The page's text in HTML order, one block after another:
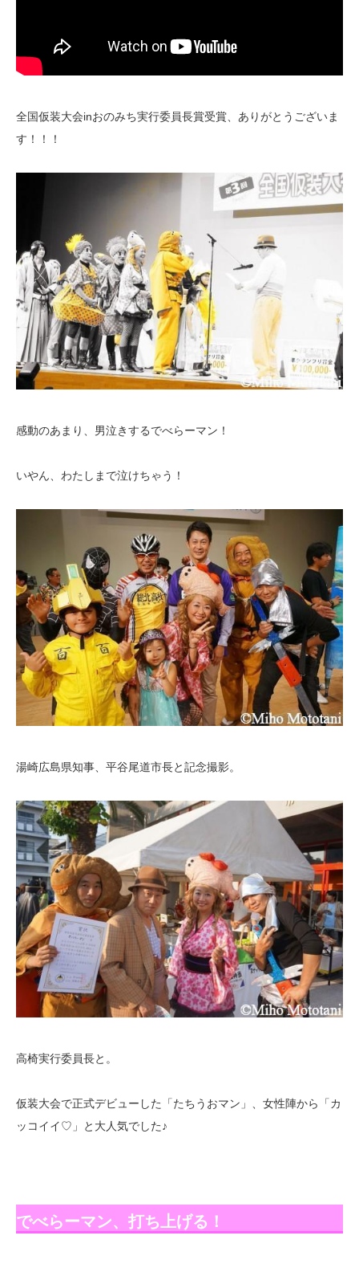
全国仮装大会inおのみち実行委員長賞受賞、ありがとうございま
す！！！
感動のあまり、男泣きするでべらーマン！
いやん、わたしまで泣けちゃう！
湯崎広島県知事、平谷尾道市長と記念撮影。
高椅実行委員長と。
仮装大会で正式デビューした「たちうおマン」、女性陣から「カ
ッコイイ♡」と大人気でした♪
でべらーマン、打ち上げる！